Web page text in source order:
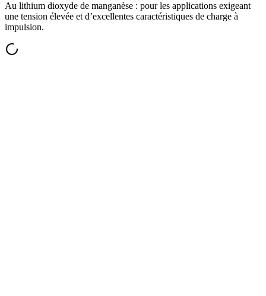
Au lithium dioxyde de manganèse : pour les applications exigeant
une tension élevée et d’excellentes caractéristiques de charge à
impulsion.